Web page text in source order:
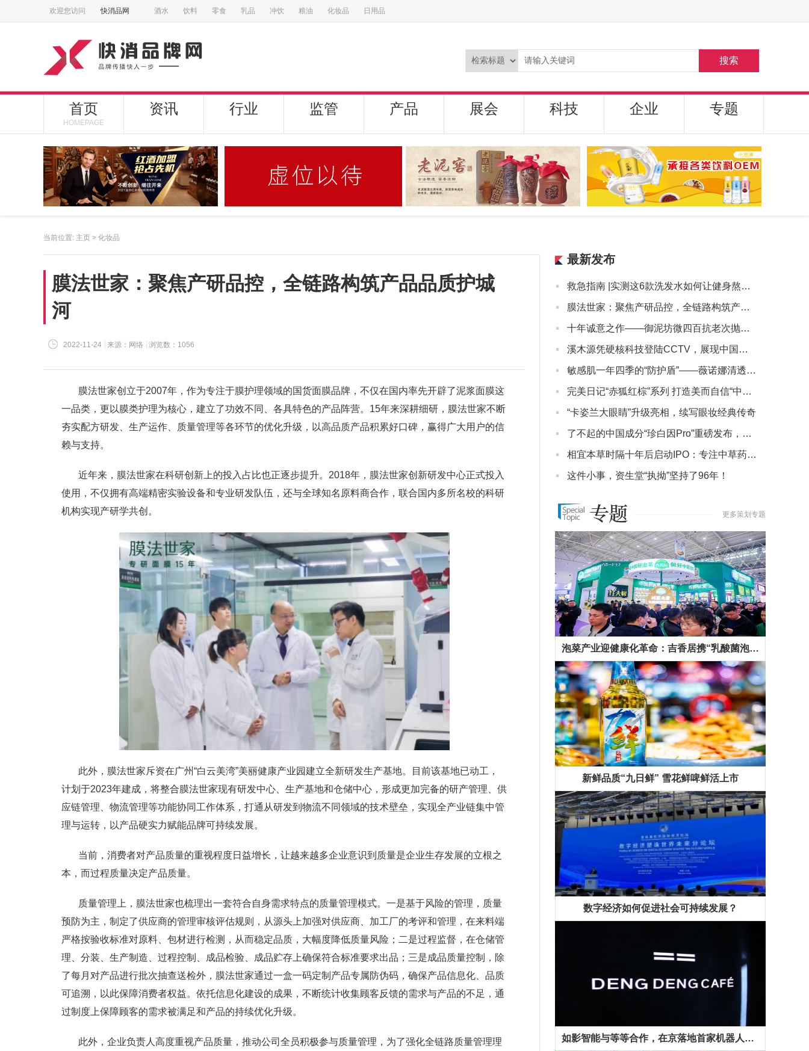
欢迎您访问 快消品网 酒水 饮料 零食 乳品 冲饮 粮油 化妆品 日用品
搜索
首页
HOMEPAGE
资讯 行业 监管 产品 展会 科技 企业 专题
当前位置: 主页 > 化妆品
膜法世家：聚焦产研品控，全链路构筑产品品质护城
河
2022-11-24 来源：网络 浏览数：1056
膜法世家创立于2007年，作为专注于膜护理领域的国货面膜品牌，不仅在国内率先开辟了泥浆面膜这
一品类，更以膜类护理为核心，建立了功效不同、各具特色的产品阵营。15年来深耕细研，膜法世家不断
夯实配方研发、生产运作、质量管理等各环节的优化升级，以高品质产品积累好口碑，赢得广大用户的信
赖与支持。
近年来，膜法世家在科研创新上的投入占比也正逐步提升。2018年，膜法世家创新研发中心正式投入
使用，不仅拥有高端精密实验设备和专业研发队伍，还与全球知名原料商合作，联合国内多所名校的科研
机构实现产研学共创。
此外，膜法世家斥资在广州“白云美湾”美丽健康产业园建立全新研发生产基地。目前该基地已动工，
计划于2023年建成，将整合膜法世家现有研发中心、生产基地和仓储中心，形成更加完备的研产管理、供
应链管理、物流管理等功能协同工作体系，打通从研发到物流不同领域的技术壁垒，实现全产业链集中管
理与运转，以产品硬实力赋能品牌可持续发展。
当前，消费者对产品质量的重视程度日益增长，让越来越多企业意识到质量是企业生存发展的立根之
本，而过程质量决定产品质量。
质量管理上，膜法世家也梳理出一套符合自身需求特点的质量管理模式。一是基于风险的管理，质量
预防为主，制定了供应商的管理审核评估规则，从源头上加强对供应商、加工厂的考评和管理，在来料端
严格按验收标准对原料、包材进行检测，从而稳定品质，大幅度降低质量风险；二是过程监督，在仓储管
理、分装、生产制造、过程控制、成品检验、成品贮存上确保符合标准要求出品；三是成品质量控制，除
了每月对产品进行批次抽查送检外，膜法世家通过一盒一码定制产品专属防伪码，确保产品信息化、品质
可追溯，以此保障消费者权益。依托信息化建设的成果，不断统计收集顾客反馈的需求与产品的不足，通
过制度上保障顾客的需求被满足和产品的持续优化升级。
此外，企业负责人高度重视产品质量，推动公司全员积极参与质量管理，为了强化全链路质量管理理
最新发布
· 救急指南 |实测这6款洗发水如何让健身熬夜后的油扁塌头逆袭？
· 膜法世家：聚焦产研品控，全链路构筑产品品质护城河
· 十年诚意之作——御泥坊微四百抗老次抛精华面世
· 溪木源凭硬核科技登陆CCTV，展现中国美妆国货自信
· 敏感肌一年四季的“防护盾”——薇诺娜清透水感防晒乳
· 完美日记“赤狐红棕”系列 打造美而自信“中国妆”
· “卡姿兰大眼睛”升级亮相，续写眼妆经典传奇
· 了不起的中国成分“珍白因Pro”重磅发布，欧诗漫打造美白新风
· 相宜本草时隔十年后启动IPO：专注中草药护肤产品
· 这件小事，资生堂“执拗”坚持了96年！
精彩专题
更多策划专题
泡菜产业迎健康化革命：吉香居携“乳酸菌泡菜”等新品抢占千亿市场先机
新鲜品质“九日鲜” 雪花鲜啤鲜活上市
数字经济如何促进社会可持续发展？
如影智能与等等合作，在京落地首家机器人咖啡馆